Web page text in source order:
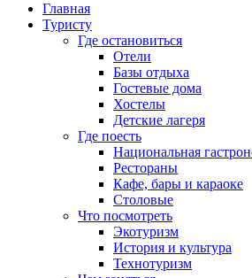
Главная
Туристу
Где остановиться
Отели
Базы отдыха
Гостевые дома
Хостелы
Детские лагеря
Где поесть
Национальная
Рестораны
Кафе, бары и караоке
Столовые
Что посмотреть
Экотуризм
История и культура
Технотуризм